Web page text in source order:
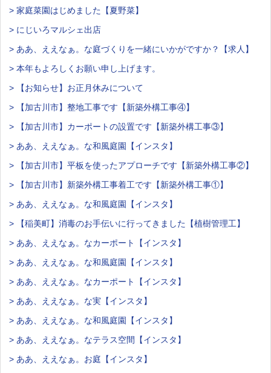
> 家庭菜園はじめました【夏野菜】
> にじいろマルシェ出店
> ああ、ええなぁ。な庭づくりを一緒にいかがですか？【求人】
> 本年もよろしくお願い申し上げます。
> 【お知らせ】お正月休みについて
> 【加古川市】整地工事です【新築外構工事④】
> 【加古川市】カーポートの設置です【新築外構工事③】
> ああ、ええなぁ。な和風庭園【インスタ】
> 【加古川市】平板を使ったアプローチです【新築外構工事②】
> 【加古川市】新築外構工事着工です【新築外構工事①】
> ああ、ええなぁ。な和風庭園【インスタ】
> 【稲美町】消毒のお手伝いに行ってきました【植樹管理工】
> ああ、ええなぁ。なカーポート【インスタ】
> ああ、ええなぁ。な和風庭園【インスタ】
> ああ、ええなぁ。なカーポート【インスタ】
> ああ、ええなぁ。な実【インスタ】
> ああ、ええなぁ。な和風庭園【インスタ】
> ああ、ええなぁ。なテラス空間【インスタ】
> ああ、ええなぁ。お庭【インスタ】